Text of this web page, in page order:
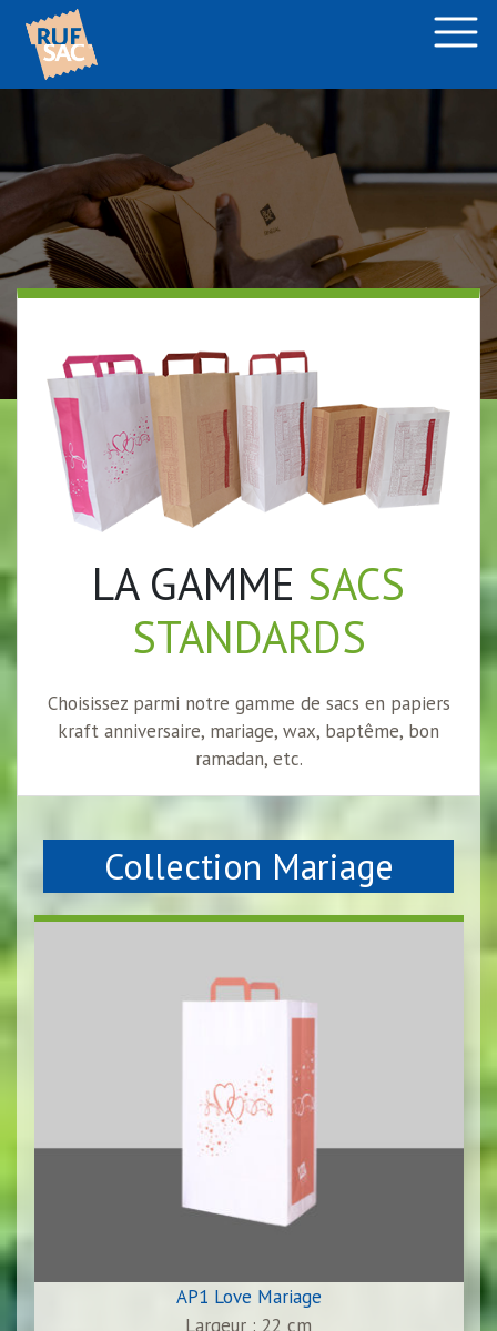
LA GAMME SACS
STANDARDS
Choisissez parmi notre gamme de sacs en papiers
kraft anniversaire, mariage, wax, baptême, bon
ramadan, etc.
Collection Mariage
AP1 Love Mariage
Largeur : 22 cm